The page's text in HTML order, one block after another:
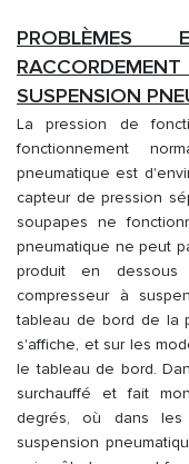
SUSPENSION
La pression de
fonctionnement
pneumatique est
capteur de pression
soupapes ne
pneumatique ne peut
produit en
compresseur à
tableau de bord de la
s'affiche, et sur les
le tableau de bord.
surchauffé et fait
degrés, où dans les
suspension